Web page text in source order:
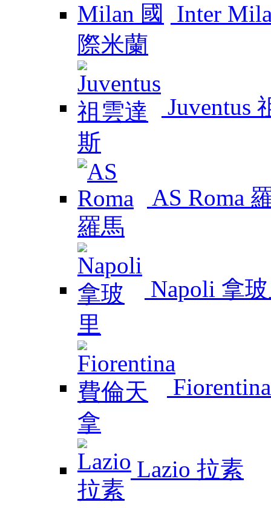
Inter
Juventus
AS Roma
Napoli 拿
Lazio 拉素